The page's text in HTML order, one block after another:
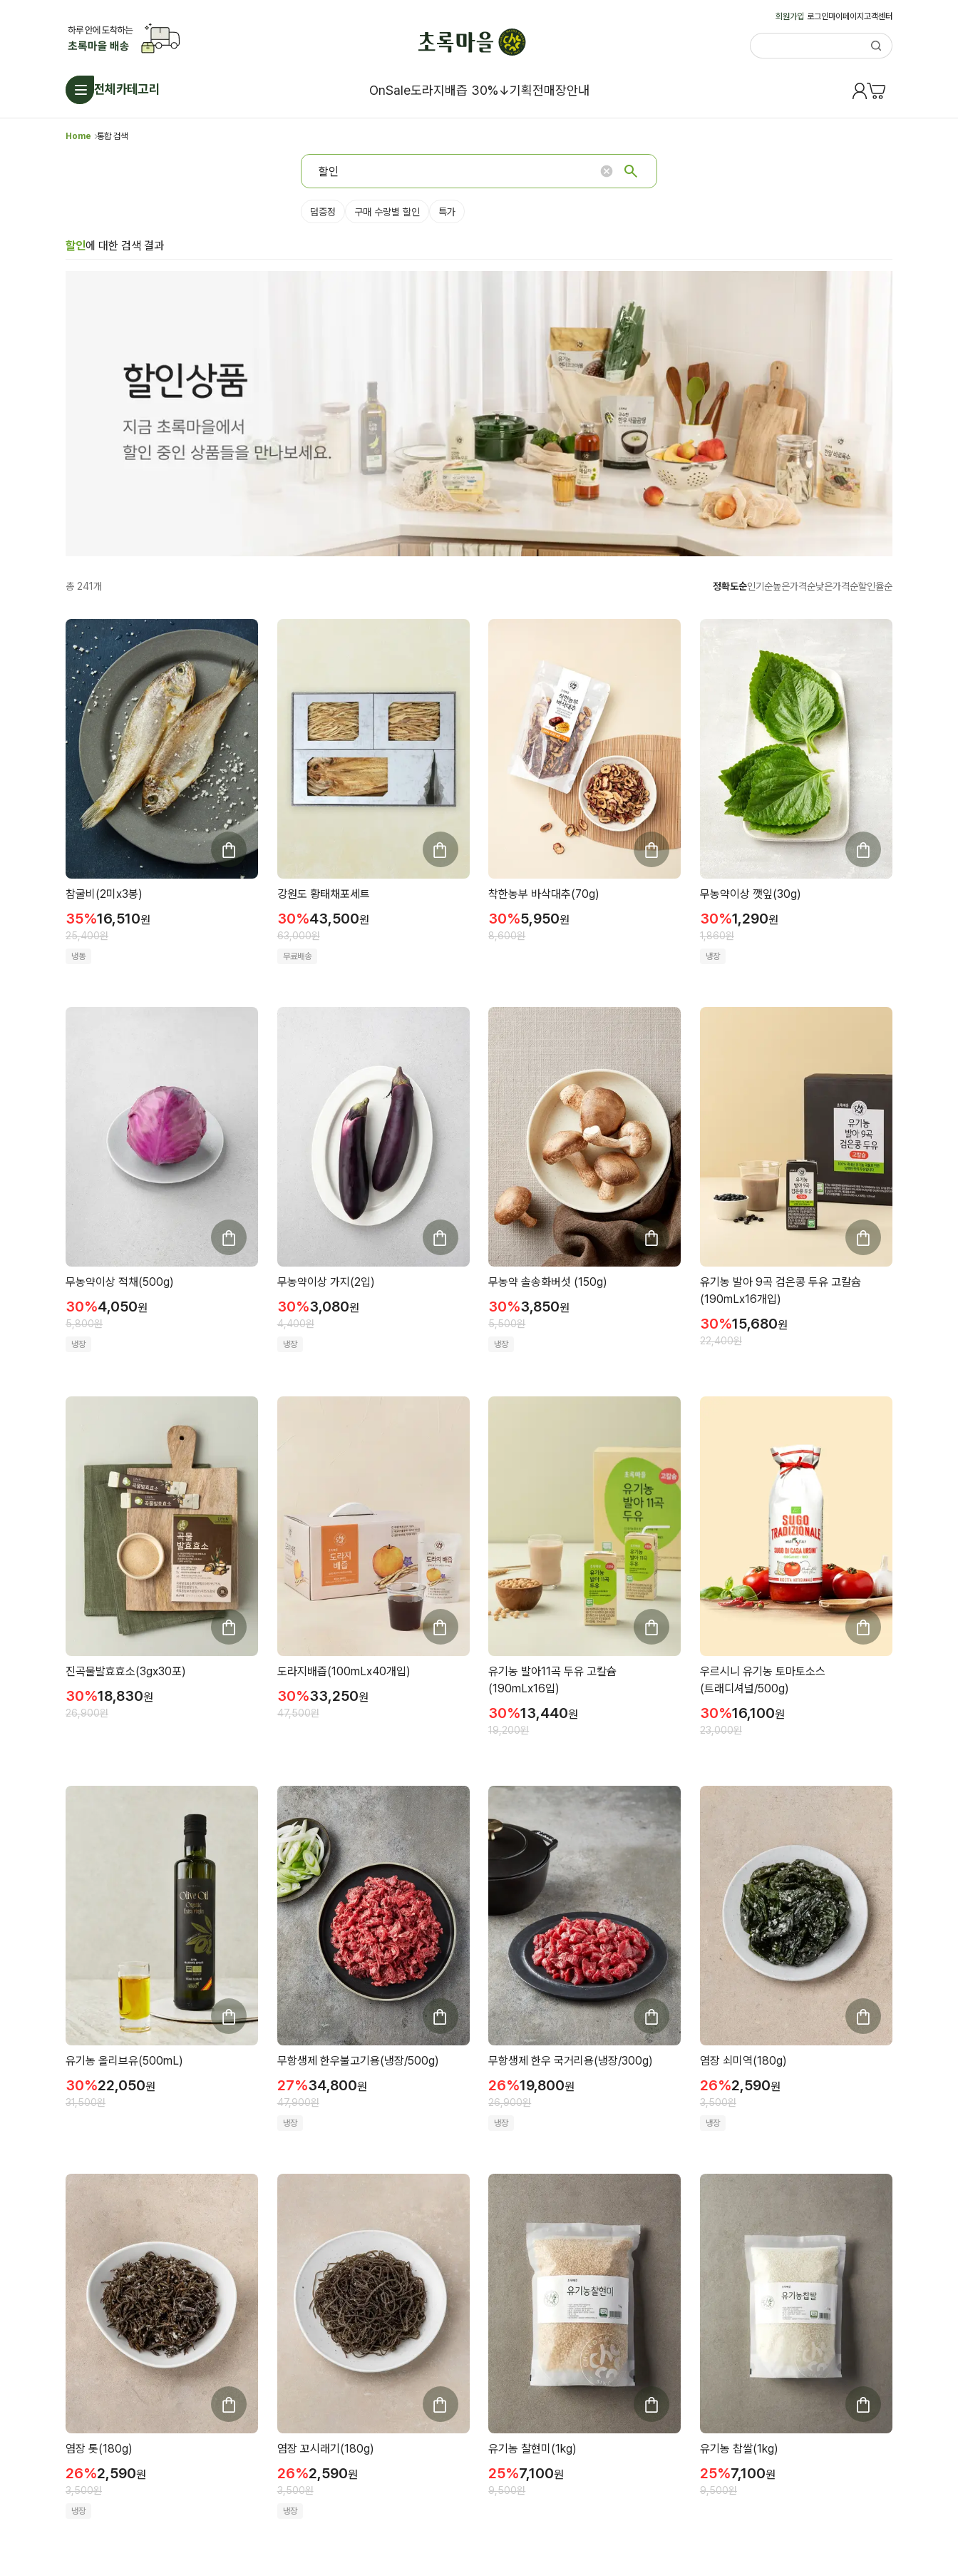
회원가입 로그인마이페이지 고객센터
전체카테고리 OnSale도라지배즙 30%↓기획전매장안내
Home 통합 검색
덤증정 구매 수량별 할인 특가
할인에 대한 검색 결과
총 241개 정확도순인기순높은가격순낮은가격순할인율순
참굴비(2미x3봉)
35%16,510원
25,400원
냉동
강원도 황태채포세트
30%43,500원
63,000원
무료배송
착한농부 바삭대추(70g)
30%5,950원
8,600원
무농약이상 깻잎(30g)
30%1,290원
1,860원
냉장
무농약이상 적채(500g)
30%4,050원
5,800원
냉장
무농약이상 가지(2입)
30%3,080원
4,400원
냉장
무농약 솔송화버섯 (150g)
30%3,850원
5,500원
냉장
유기농 발아 9곡 검은콩 두유 고칼슘
(190mLx16개입)
30%15,680원
22,400원
진곡물발효효소(3gx30포)
30%18,830원
26,900원
도라지배즙(100mLx40개입)
30%33,250원
47,500원
유기농 발아11곡 두유 고칼슘
(190mLx16입)
30%13,440원
19,200원
우르시니 유기농 토마토소스
(트래디셔널/500g)
30%16,100원
23,000원
유기농 올리브유(500mL)
30%22,050원
31,500원
무항생제 한우불고기용(냉장/500g)
27%34,800원
47,900원
냉장
무항생제 한우 국거리용(냉장/300g)
26%19,800원
26,900원
냉장
염장 쇠미역(180g)
26%2,590원
3,500원
냉장
염장 톳(180g)
26%2,590원
3,500원
냉장
염장 꼬시래기(180g)
26%2,590원
3,500원
냉장
유기농 찰현미(1kg)
25%7,100원
9,500원
유기농 찹쌀(1kg)
25%7,100원
9,500원